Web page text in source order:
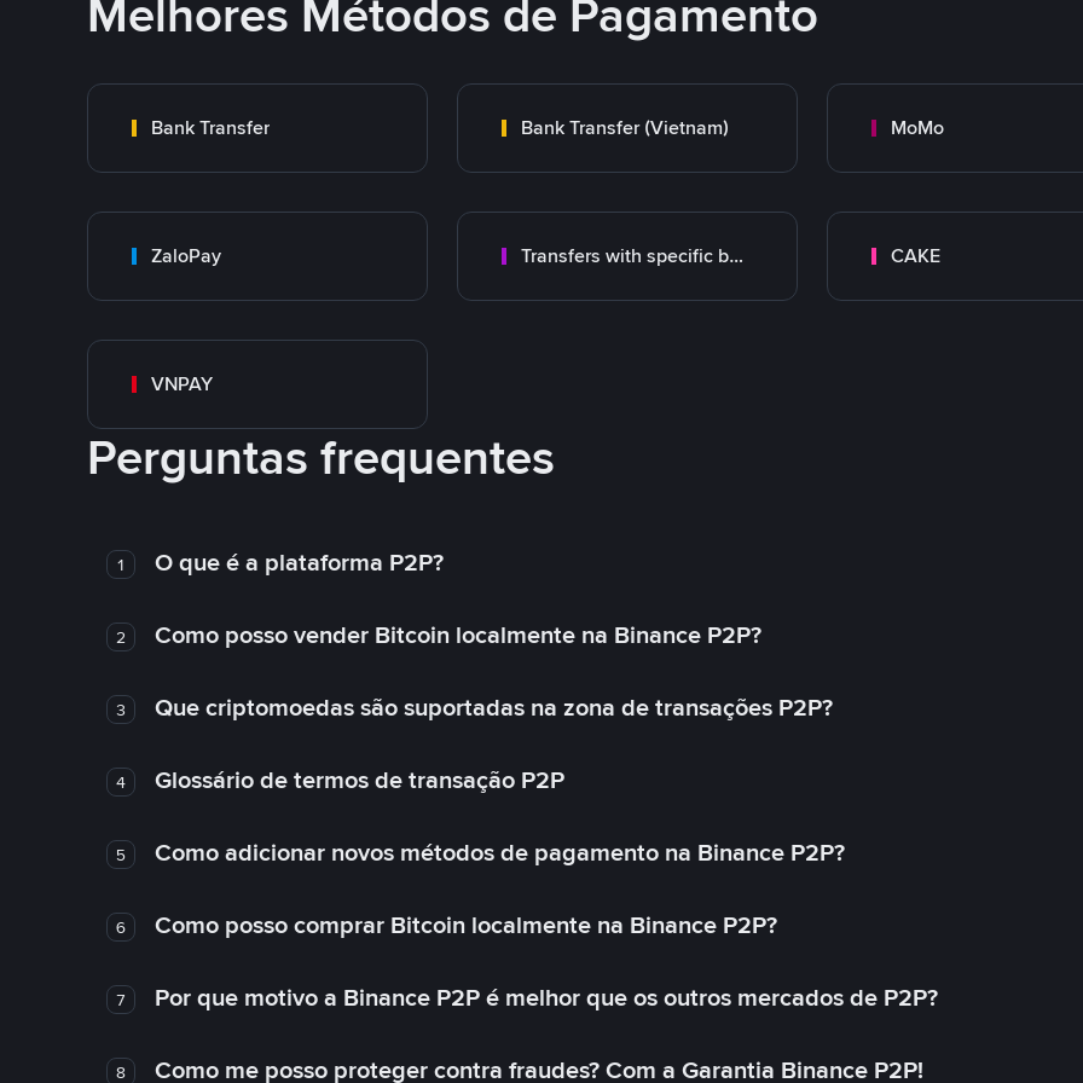
Melhores Métodos de Pagamento
Bank Transfer Bank Transfer (Vietnam) MoMo
ZaloPay Transfers with specific bank CAKE
VNPAY
Perguntas frequentes
1 O que é a plataforma P2P?
2 Como posso vender Bitcoin localmente na Binance P2P?
3 Que criptomoedas são suportadas na zona de transações P2P?
4 Glossário de termos de transação P2P
5 Como adicionar novos métodos de pagamento na Binance P2P?
6 Como posso comprar Bitcoin localmente na Binance P2P?
7 Por que motivo a Binance P2P é melhor que os outros mercados de P2P?
8 Como me posso proteger contra fraudes? Com a Garantia Binance P2P!